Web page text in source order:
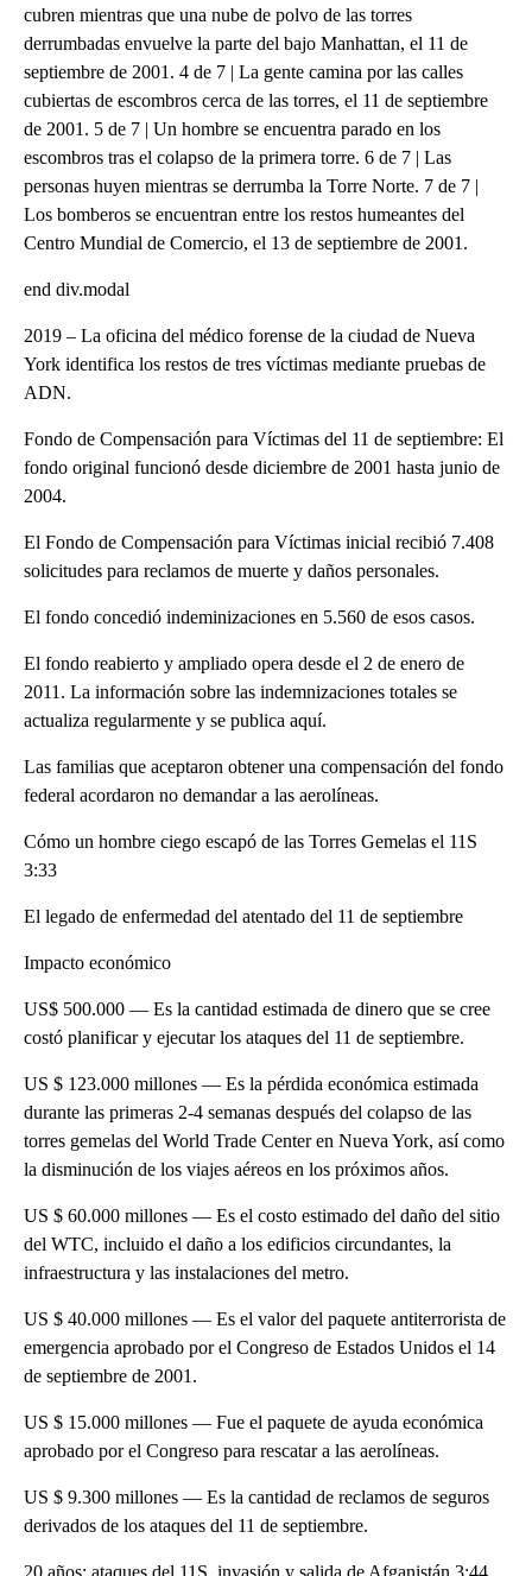
cubren mientras que una nube de polvo de las torres
derrumbadas envuelve la parte del bajo Manhattan, el 11 de
septiembre de 2001. 4 de 7 | La gente camina por las calles
cubiertas de escombros cerca de las torres, el 11 de septiembre
de 2001. 5 de 7 | Un hombre se encuentra parado en los
escombros tras el colapso de la primera torre. 6 de 7 | Las
personas huyen mientras se derrumba la Torre Norte. 7 de 7 |
Los bomberos se encuentran entre los restos humeantes del
Centro Mundial de Comercio, el 13 de septiembre de 2001.
end div.modal
2019 – La oficina del médico forense de la ciudad de Nueva
York identifica los restos de tres víctimas mediante pruebas de
ADN.
Fondo de Compensación para Víctimas del 11 de septiembre: El
fondo original funcionó desde diciembre de 2001 hasta junio de
2004.
El Fondo de Compensación para Víctimas inicial recibió 7.408
solicitudes para reclamos de muerte y daños personales.
El fondo concedió indeminizaciones en 5.560 de esos casos.
El fondo reabierto y ampliado opera desde el 2 de enero de
2011. La información sobre las indemnizaciones totales se
actualiza regularmente y se publica aquí.
Las familias que aceptaron obtener una compensación del fondo
federal acordaron no demandar a las aerolíneas.
Cómo un hombre ciego escapó de las Torres Gemelas el 11S
3:33
El legado de enfermedad del atentado del 11 de septiembre
Impacto económico
US$ 500.000 — Es la cantidad estimada de dinero que se cree
costó planificar y ejecutar los ataques del 11 de septiembre.
US $ 123.000 millones — Es la pérdida económica estimada
durante las primeras 2-4 semanas después del colapso de las
torres gemelas del World Trade Center en Nueva York, así como
la disminución de los viajes aéreos en los próximos años.
US $ 60.000 millones — Es el costo estimado del daño del sitio
del WTC, incluido el daño a los edificios circundantes, la
infraestructura y las instalaciones del metro.
US $ 40.000 millones — Es el valor del paquete antiterrorista de
emergencia aprobado por el Congreso de Estados Unidos el 14
de septiembre de 2001.
US $ 15.000 millones — Fue el paquete de ayuda económica
aprobado por el Congreso para rescatar a las aerolíneas.
US $ 9.300 millones — Es la cantidad de reclamos de seguros
derivados de los ataques del 11 de septiembre.
20 años: ataques del 11S, invasión y salida de Afganistán 3:44